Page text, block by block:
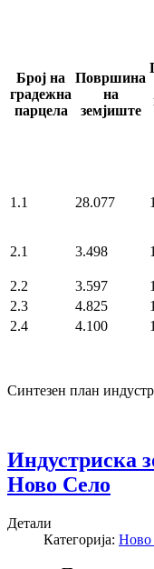
Број на
градежна
парцела
Површина
на
земјиште
1.1 28.077
2.1 3.498
2.2 3.597
2.3
4.825
2.4
4.100
Синтезен план
Ново Село
Детали
Категорија: Ново